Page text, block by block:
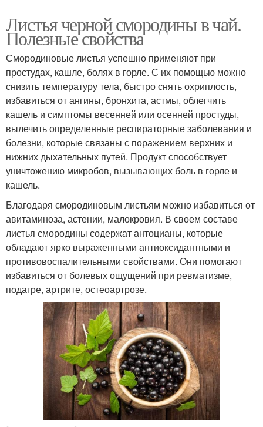
Листья черной смородины в чай.
Полезные свойства
Смородиновые листья успешно применяют при
простудах, кашле, болях в горле. С их помощью можно
снизить температуру тела, быстро снять охриплость,
избавиться от ангины, бронхита, астмы, облегчить
кашель и симптомы весенней или осенней простуды,
вылечить определенные респираторные заболевания и
болезни, которые связаны с поражением верхних и
нижних дыхательных путей. Продукт способствует
уничтожению микробов, вызывающих боль в горле и
кашель.
Благодаря смородиновым листьям можно избавиться от
авитаминоза, астении, малокровия. В своем составе
листья смородины содержат антоцианы, которые
обладают ярко выраженными антиоксидантными и
противовоспалительными свойствами. Они помогают
избавиться от болевых ощущений при ревматизме,
подагре, артрите, остеоартрозе.